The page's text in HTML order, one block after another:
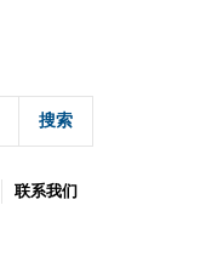
搜索
联系我们